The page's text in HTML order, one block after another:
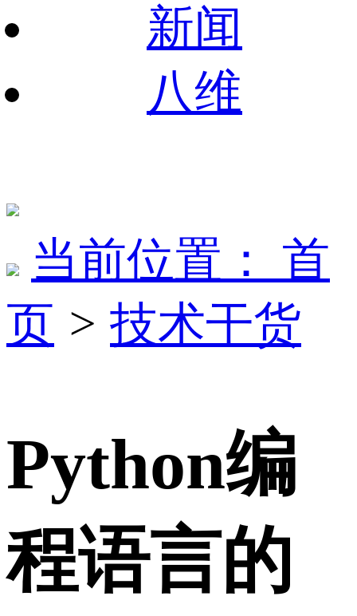
新闻
八维
当前位置： 首
页 > 技术干货
Python编
程语言的